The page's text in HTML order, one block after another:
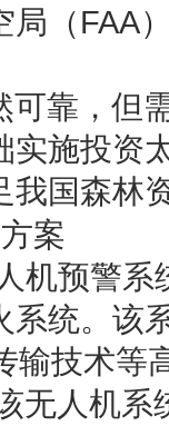
局（FAA
可靠，但
实施投资
我国森林
案
机预警
系统。该
输技术等
无人机系